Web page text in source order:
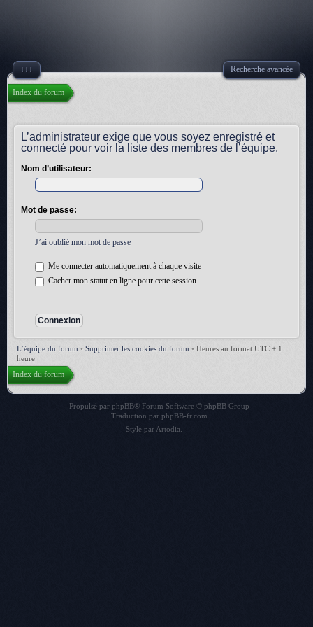
↓↓↓ Recherche avancée
Index du forum
L’administrateur exige que vous soyez enregistré et
connecté pour voir la liste des membres de l’équipe.
Nom d’utilisateur:
Mot de passe:
J’ai oublié mon mot de passe
Me connecter automatiquement à chaque visite
Cacher mon statut en ligne pour cette session
L’équipe du forum • Supprimer les cookies du forum • Heures au format UTC + 1
heure
Index du forum
Propulsé par phpBB® Forum Software © phpBB Group
Traduction par phpBB-fr.com
Style par Artodia